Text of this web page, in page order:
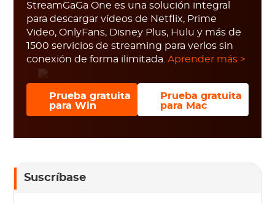
StreamGaGa One es una solución integral
para descargar vídeos de Netflix, Prime
Video, OnlyFans, Disney Plus, Hulu y más de
1500 servicios de streaming para verlos sin
conexión de forma ilimitada. Aprender más >
Prueba gratuita
para Win
Prueba gratuita
para Mac
Suscríbase